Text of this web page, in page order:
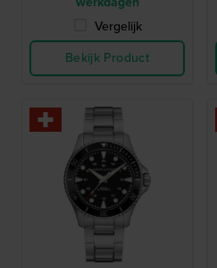
Vergelijk
Bekijk Product